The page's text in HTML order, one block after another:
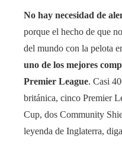
No hay necesidad de
porque el hecho de que
del mundo con la pelota
uno de los mejores
Premier League. Casi
británica, cinco Premier
Cup, dos Community
leyenda de Inglaterra,